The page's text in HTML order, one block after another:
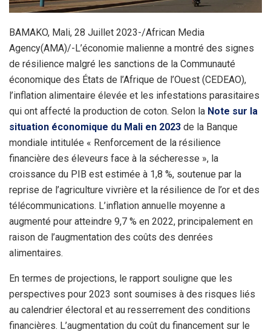
BAMAKO, Mali, 28 Juillet 2023-/African Media
Agency(AMA)/-L’économie malienne a montré des signes
de résilience malgré les sanctions de la Communauté
économique des États de l’Afrique de l’Ouest (CEDEAO),
l’inflation alimentaire élevée et les infestations parasitaires
qui ont affecté la production de coton. Selon la Note sur la
situation économique du Mali en 2023 de la Banque
mondiale intitulée « Renforcement de la résilience
financière des éleveurs face à la sécheresse », la
croissance du PIB est estimée à 1,8 %, soutenue par la
reprise de l’agriculture vivrière et la résilience de l’or et des
télécommunications. L’inflation annuelle moyenne a
augmenté pour atteindre 9,7 % en 2022, principalement en
raison de l’augmentation des coûts des denrées
alimentaires.
En termes de projections, le rapport souligne que les
perspectives pour 2023 sont soumises à des risques liés
au calendrier électoral et au resserrement des conditions
financières. L’augmentation du coût du financement sur le